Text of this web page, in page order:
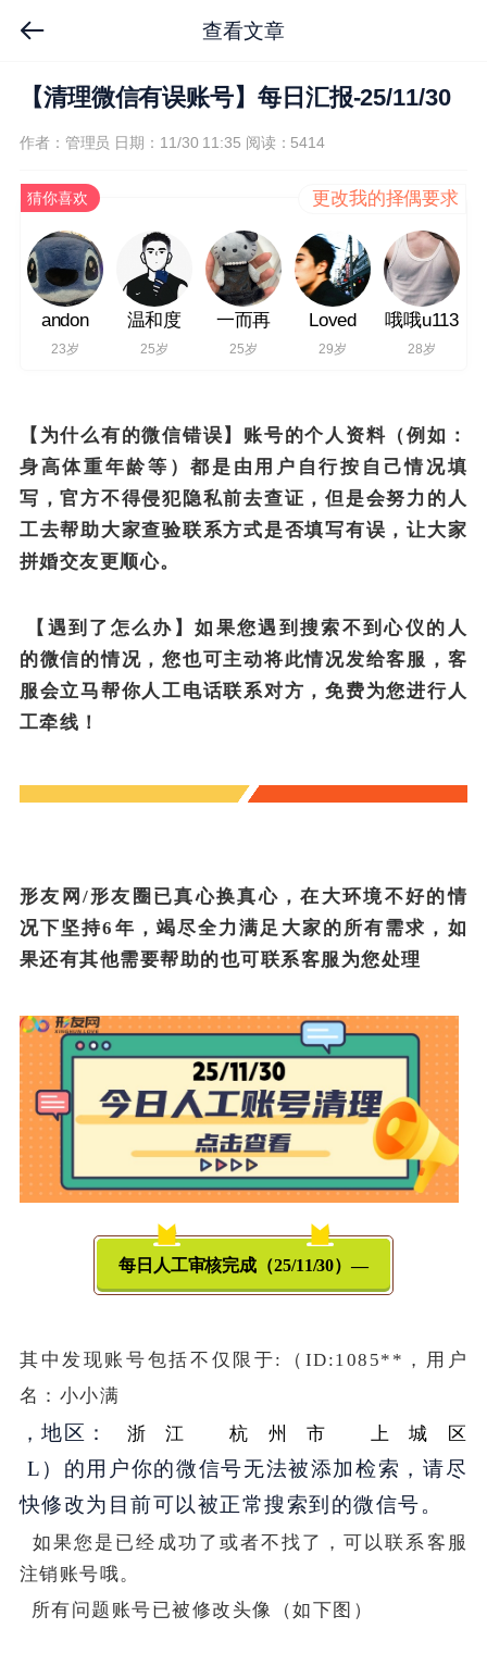
查看文章
【清理微信有误账号】每日汇报-25/11/30
作者：管理员 日期：11/30 11:35 阅读：5414
猜你喜欢 更改我的择偶要求
andon
23岁
温和度
25岁
一而再
25岁
Loved
29岁
哦哦u113
28岁
【为什么有的微信错误】账号的个人资料（例如：
身高体重年龄等）都是由用户自行按自己情况填
写，官方不得侵犯隐私前去查证，但是会努力的人
工去帮助大家查验联系方式是否填写有误，让大家
拼婚交友更顺心。
【遇到了怎么办】如果您遇到搜索不到心仪的人
的微信的情况，您也可主动将此情况发给客服，客
服会立马帮你人工电话联系对方，免费为您进行人
工牵线！
形友网/形友圈已真心换真心，在大环境不好的情
况下坚持6年，竭尽全力满足大家的所有需求，如
果还有其他需要帮助的也可联系客服为您处理
每日人工审核完成（25/11/30）—
其中发现账号包括不仅限于:（ID:1085**，用户
名：小小满
，地区： 浙江 杭州市 上城区
L）的用户你的微信号无法被添加检索，请尽
快修改为目前可以被正常搜索到的微信号。
如果您是已经成功了或者不找了，可以联系客服
注销账号哦。
所有问题账号已被修改头像（如下图）